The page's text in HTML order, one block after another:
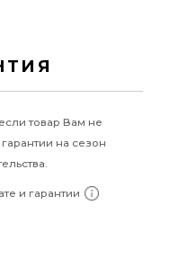
товар Вам не
на сезон
и гарантии